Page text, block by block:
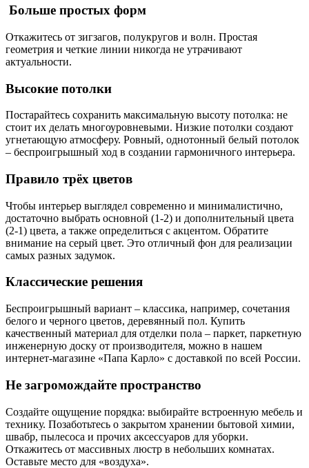
Больше простых форм
Откажитесь от зигзагов, полукругов и волн. Простая
геометрия и четкие линии никогда не утрачивают
актуальности.
Высокие потолки
Постарайтесь сохранить максимальную высоту потолка: не
стоит их делать многоуровневыми. Низкие потолки создают
угнетающую атмосферу. Ровный, однотонный белый потолок
– беспроигрышный ход в создании гармоничного интерьера.
Правило трёх цветов
Чтобы интерьер выглядел современно и минималистично,
достаточно выбрать основной (1-2) и дополнительный цвета
(2-1) цвета, а также определиться с акцентом. Обратите
внимание на серый цвет. Это отличный фон для реализации
самых разных задумок.
Классические решения
Беспроигрышный вариант – классика, например, сочетания
белого и черного цветов, деревянный пол. Купить
качественный материал для отделки пола – паркет, паркетную
инженерную доску от производителя, можно в нашем
интернет-магазине «Папа Карло» с доставкой по всей России.
Не загромождайте пространство
Создайте ощущение порядка: выбирайте встроенную мебель и
технику. Позаботьтесь о закрытом хранении бытовой химии,
швабр, пылесоса и прочих аксессуаров для уборки.
Откажитесь от массивных люстр в небольших комнатах.
Оставьте место для «воздуха».